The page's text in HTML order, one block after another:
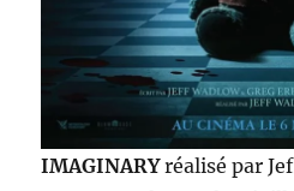
IMAGINARYréalisé par